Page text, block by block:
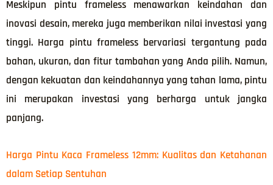
Meskipun pintu frameless menawarkan keindahan dan
inovasi desain, mereka juga memberikan nilai investasi yang
tinggi. Harga pintu frameless bervariasi tergantung pada
bahan, ukuran, dan fitur tambahan yang Anda pilih. Namun,
dengan kekuatan dan keindahannya yang tahan lama, pintu
ini merupakan investasi yang berharga untuk jangka
panjang.
Harga Pintu Kaca Frameless 12mm: Kualitas dan Ketahanan
dalam Setiap Sentuhan